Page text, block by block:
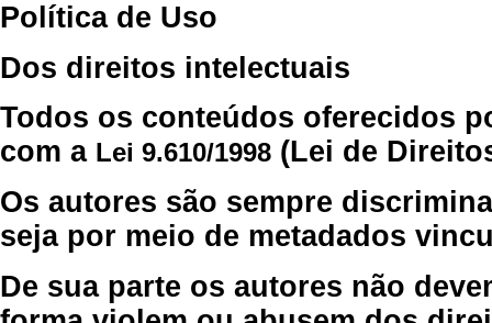
Política de Uso
Dos direitos intelectuais
Todos os conteúdos oferecidos
com a Lei 9.610/1998 (Lei de
Os autores são sempre
seja por meio de metadados
De sua parte os autores não